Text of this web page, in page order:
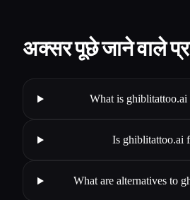
अक्सर पूछे जाने वाले
What is ghiblitattoo.ai
Is ghiblitattoo.ai
What are alternatives to